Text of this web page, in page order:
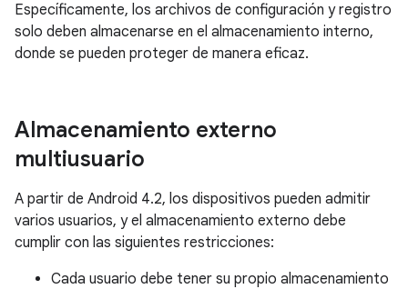
Específicamente, los archivos de configuración y registro
solo deben almacenarse en el almacenamiento interno,
donde se pueden proteger de manera eficaz.
Almacenamiento externo
multiusuario
A partir de Android 4.2, los dispositivos pueden admitir
varios usuarios, y el almacenamiento externo debe
cumplir con las siguientes restricciones:
Cada usuario debe tener su propio almacenamiento